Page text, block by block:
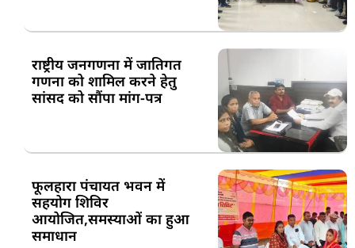
राष्ट्रीय जनगणना में जातिगत
गणना को शामिल करने हेतु
सांसद को सौंपा मांग-पत्र
फूलहारा पंचायत भवन में
सहयोग शिविर
आयोजित,समस्याओं का हुआ
समाधान